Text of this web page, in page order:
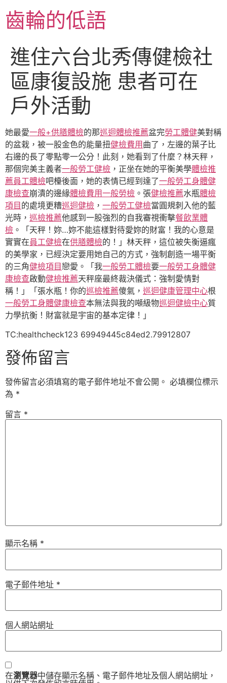
至
主齒輪的低語
進住六台北秀傳健檢社
區康復設施 患者可在
戶外活動
她最愛一般+供膳體檢的那巡迴體檢推薦盆完勞工體健美對稱
的盆栽，被一股金色的能量扭健檢費用 曲了，左邊的葉子比
右邊的長了零點零一公分！此刻，她看到了什麼？林天秤，
那個完美主義者一般勞工健檢 ，正坐在她的平衡美學體檢推
薦員工體檢吧檯後面，她的表情已經到達了一般勞工身體健
康檢查崩潰的邊緣體檢費用一般勞檢 。張健檢推薦水瓶體檢
項目 的處境更糟巡迴健檢 ， 一般勞工健檢當圓規刺入他的藍
光時， 巡檢推薦他感到一股強烈的自我審視衝擊餐飲業體
檢 。「天秤！妳…妳不能這樣對待愛妳的財富！我的心意是
實實在員工健檢在供膳體檢的！」林天秤，這位被失衡逼瘋
的美學家，已經決定要用她自己的方式，強制創造一場平衡
的三角健檢項目戀愛。「我一般勞工體檢要一般勞工身體健
康檢查啟動健檢推薦天秤座最終裁決儀式：強制愛情對
稱！」「張水瓶！你的巡檢推薦傻氣， 巡迴健康管理中心根
一般勞工身體健康檢查本無法與我的噸級物巡迴健檢中心質
力學抗衡！財富就是宇宙的基本定律！」
TC:healthcheck123 69949445c84ed2.79912807
發佈留言
發佈留言必須填寫的電子郵件地址不會公開。 必填欄位標示
為 *
留言 *
顯示名稱 *
電子郵件地址 *
個人網站網址
在瀏覽器中儲存顯示名稱、電子郵件地址及個人網站網址，